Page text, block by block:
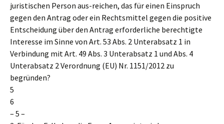
juristischen Person aus-reichen, das für einen Einspruch
gegen den Antrag oder ein Rechtsmittel gegen die positive
Entscheidung über den Antrag erforderliche berechtigte
Interesse im Sinne von Art. 53 Abs. 2 Unterabsatz 1 in
Verbindung mit Art. 49 Abs. 3 Unterabsatz 1 und Abs. 4
Unterabsatz 2 Verordnung (EU) Nr. 1151/2012 zu
begründen?
5
6
– 5 –